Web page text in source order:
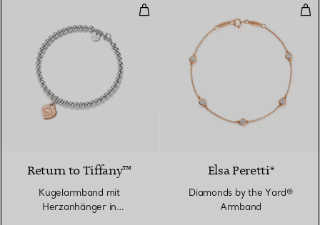
Kugelarmband mit
Return to Tiffany™
Kugelarmband mit
Herzanhänger in
Elsa Peretti®
Diamonds by the Yard®
Armband